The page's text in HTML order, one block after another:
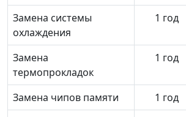
Замена системы
охлаждения
1 год
Замена
термопрокладок
1 год
Замена чипов памяти 1 год